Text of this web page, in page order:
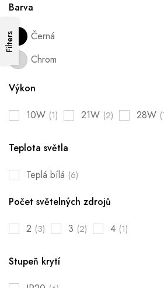
Barva
Černá
Chrom
Výkon
10W (1) 21W (2) 28W
Teplota světla
Teplá bílá (6)
Počet světelných zdrojů
2 (3) 3 (2) 4 (1)
Stupeň krytí
Filters